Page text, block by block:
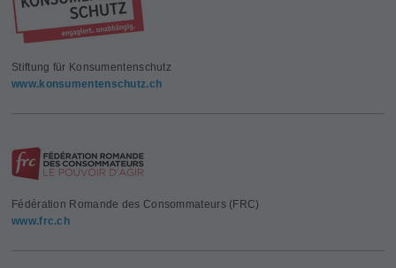
Stiftung für Konsumentenschutz
www.konsumentenschutz.ch
Fédération Romande des Consommateurs (FRC)
www.frc.ch